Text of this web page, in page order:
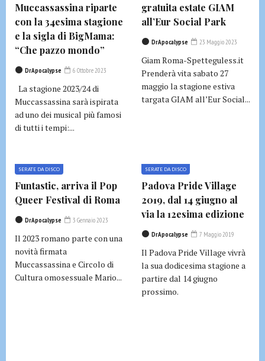
Muccassassina riparte
con la 34esima stagione
e la sigla di BigMama:
“Che pazzo mondo”
DrApocalypse 6 Ottobre 2023
La stagione 2023/24 di
Muccassassina sarà ispirata
ad uno dei musical più famosi
di tutti i tempi:...
gratuita estate GIAM
all’Eur Social Park
DrApocalypse 23 Maggio 2023
Giam Roma-Spetteguless.it
Prenderà vita sabato 27
maggio la stagione estiva
targata GIAM all’Eur Social...
SERATE DA DISCO
Funtastic, arriva il Pop
Queer Festival di Roma
DrApocalypse 3 Gennaio 2023
Il 2023 romano parte con una
novità firmata
Muccassassina e Circolo di
Cultura omosessuale Mario...
SERATE DA DISCO
Padova Pride Village
2019, dal 14 giugno al
via la 12esima edizione
DrApocalypse 7 Maggio 2019
Il Padova Pride Village vivrà
la sua dodicesima stagione a
partire dal 14 giugno
prossimo.